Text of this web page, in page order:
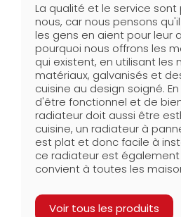
La qualité et le service
nous, car nous pensons
les gens en aient pour leur
pourquoi nous offrons les
qui existent, en utilisant les
matériaux, galvanisés et
cuisine au design soigné.
d'être fonctionnel et de
radiateur doit aussi être
cuisine, un radiateur à
est plat et donc facile à
ce radiateur est également
convient à toutes les
Voir tous les produits